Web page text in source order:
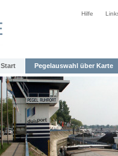
Hilfe
Start Pegelauswahl über Karte